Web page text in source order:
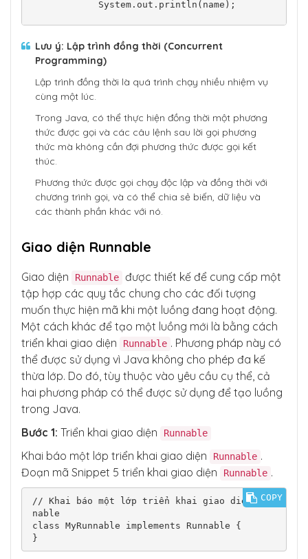
            if (name.equals("Thread-0")) {
                System.out.println("Marimb
            } else {
                System.out.println("Jini");
            }
            try {
                // Sleep for a short duratio
n to allow other threads to run
                Thread.sleep(100);
            } catch (InterruptedException e)
{
                e.printStackTrace();
            }
        }
    public static void main(String[] args) {
edThread();
        objNamedThread.setName("Thread-0");
        // Display the status of the thread,
whether alive or not
        System.out.println(Thread.currentThr
ead().isAlive());
        System.out.println(objNamedThread.is
Alive());
        // Invokes the start method which in
turn will call
        // run and begin thread execution
        objNamedThread.start();
        // Display the status of the thread
after it has started
        System.out.println(Thread.currentThr
ead().isAlive());
        System.out.println(objNamedThread.is
Alive());
    }
}
Lưu ý: Lập trình đồng thời (Concurrent
Programming)
Lập trình đồng thời là quá trình chạy nhiều nhiệm vụ
cùng một lúc.
Trong Java, có thể thực hiện đồng thời một phương
thức được gọi và các câu lệnh sau lời gọi phương
thức mà không cần đợi phương thức được gọi kết
thúc.
Phương thức được gọi chạy độc lập và đồng thời với
chương trình gọi, và có thể chia sẻ biến, dữ liệu và
các thành phần khác với nó.
Giao diện Runnable
Giao diện Runnable được thiết kế để cung cấp một
tập hợp các quy tắc chung cho các đối tượng
muốn thực hiện mã khi một luồng đang hoạt động.
Một cách khác để tạo một luồng mới là bằng cách
triển khai giao diện
Runnable . Phương pháp này có
thể được sử dụng vì Java không cho phép đa kế
thừa lớp. Do đó, tùy thuộc vào yêu cầu cụ thể, cả
hai phương pháp có thể được sử dụng để tạo luồng
trong Java.
Bước 1: Triển khai giao diện Runnable
Khai báo một lớp triển khai giao diện Runnable .
Đoạn mã Snippet 5 triển khai giao diện
Runnable .
// Khai báo một lớp triển khai giao diện Run
nable
class MyRunnable implements Runnable {
}
COPY